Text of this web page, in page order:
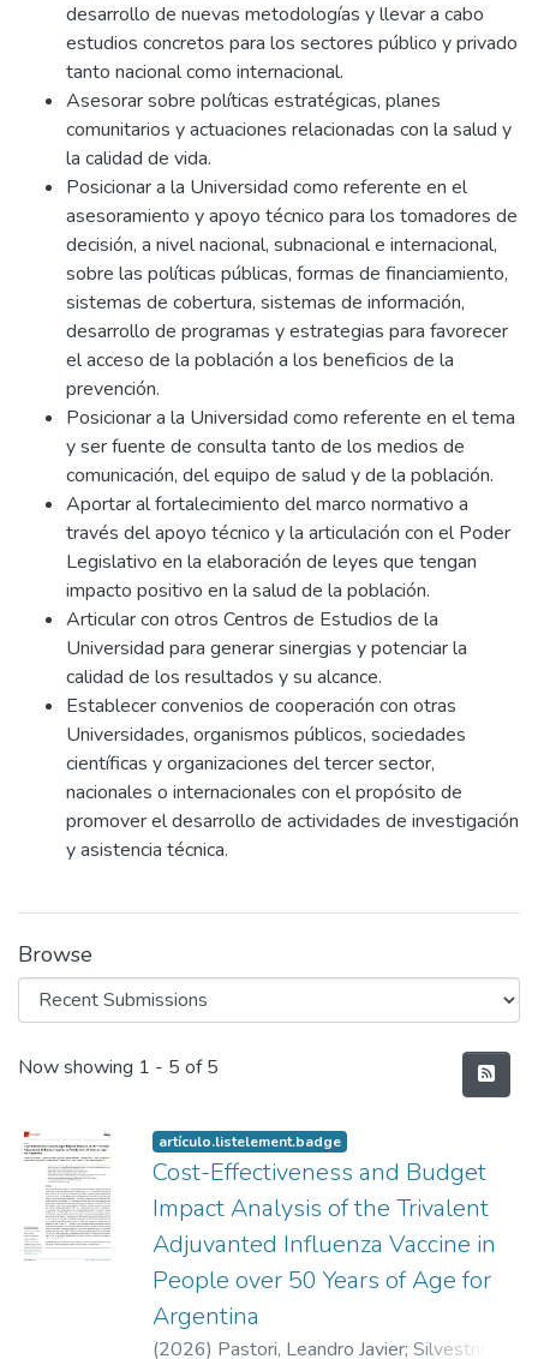
desarrollo de nuevas metodologías y llevar a cabo
estudios concretos para los sectores público y privado
tanto nacional como internacional.
Asesorar sobre políticas estratégicas, planes
comunitarios y actuaciones relacionadas con la salud y
la calidad de vida.
Posicionar a la Universidad como referente en el
asesoramiento y apoyo técnico para los tomadores de
decisión, a nivel nacional, subnacional e internacional,
sobre las políticas públicas, formas de financiamiento,
sistemas de cobertura, sistemas de información,
desarrollo de programas y estrategias para favorecer
el acceso de la población a los beneficios de la
prevención.
Posicionar a la Universidad como referente en el tema
y ser fuente de consulta tanto de los medios de
comunicación, del equipo de salud y de la población.
Aportar al fortalecimiento del marco normativo a
través del apoyo técnico y la articulación con el Poder
Legislativo en la elaboración de leyes que tengan
impacto positivo en la salud de la población.
Articular con otros Centros de Estudios de la
Universidad para generar sinergias y potenciar la
calidad de los resultados y su alcance.
Establecer convenios de cooperación con otras
Universidades, organismos públicos, sociedades
científicas y organizaciones del tercer sector,
nacionales o internacionales con el propósito de
promover el desarrollo de actividades de investigación
y asistencia técnica.
Browse
Recent Submissions
Now showing 1 - 5 of 5
artículo.listelement.badge
Cost-Effectiveness and Budget
Impact Analysis of the Trivalent
Adjuvanted Influenza Vaccine in
People over 50 Years of Age for
Argentina
(2026) Pastori, Leandro Javier; Silvestrini,